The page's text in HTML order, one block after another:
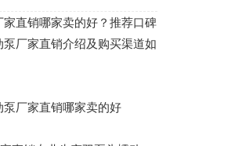
家直销哪家卖的好？推荐口碑
厂家直销介绍及购买渠道如
厂家直销哪家卖的好